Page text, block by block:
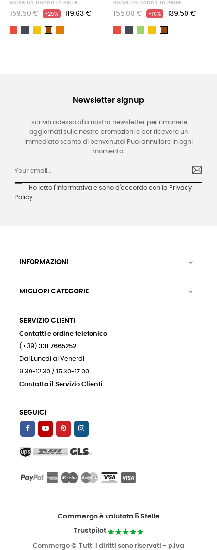
Borse Da Donna In Pelle
159,50 € -25% 119,63 €
Borse Da Donna In Pelle
155,00 € -10% 139,50 €
Newsletter signup
Iscriviti adesso alla nostra newsletter per rimanere
aggiornati sulle nostre promozioni e per ricevere un
immediato sconto di benvenuto! Puoi annullare in ogni
momento.
Ho letto l'informativa e sono d'accordo con la Privacy
Policy
INFORMAZIONI 
MIGLIORI CATEGORIE 
SERVIZIO CLIENTI
Contatti e ordine telefonico
(+39) 331 7665252
Dal Lunedì al Venerdi
9:30-12:30 / 15:30-17:00
Contatta il Servizio Clienti
SEGUICI
Commergo è valutata 5 Stelle
Trustpilot
Commergo ©. Tutti i diritti sono riservati - p.iva